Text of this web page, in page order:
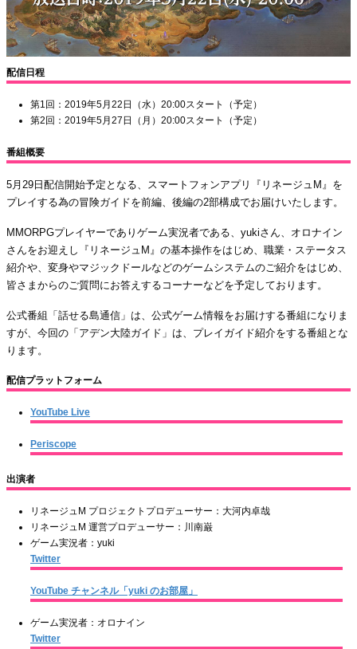
配信日程
第1回：2019年5月22日（水）20:00スタート（予定）
第2回：2019年5月27日（月）20:00スタート（予定）
番組概要
5月29日配信開始予定となる、スマートフォンアプリ『リネージュM』を
プレイする為の冒険ガイドを前編、後編の2部構成でお届けいたします。
MMORPGプレイヤーでありゲーム実況者である、yukiさん、オロナイン
さんをお迎えし『リネージュM』の基本操作をはじめ、職業・ステータス
紹介や、変身やマジックドールなどのゲームシステムのご紹介をはじめ、
皆さまからのご質問にお答えするコーナーなどを予定しております。
公式番組「話せる島通信」は、公式ゲーム情報をお届けする番組になりま
すが、今回の「アデン大陸ガイド」は、プレイガイド紹介をする番組とな
ります。
配信プラットフォーム
YouTube Live
Periscope
出演者
リネージュM プロジェクトプロデューサー：大河内卓哉
リネージュM 運営プロデューサー：川南巌
ゲーム実況者：yuki
Twitter
YouTube チャンネル「yuki のお部屋」
ゲーム実況者：オロナイン
Twitter